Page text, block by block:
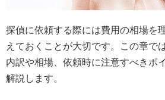
探偵に依頼する際には費用の相場を
えておくことが大切です。この章で
内訳や相場、依頼時に注意すべきポ
解説します。